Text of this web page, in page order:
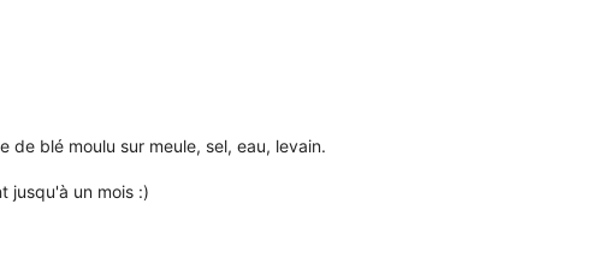
de blé moulu sur meule, sel, eau, levain.
jusqu'à un mois :)